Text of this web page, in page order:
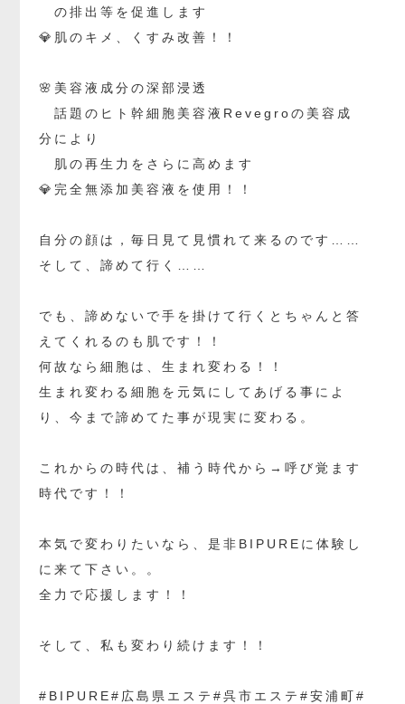
の排出等を促進します
💎肌のキメ、くすみ改善！！
🌸美容液成分の深部浸透
話題のヒト幹細胞美容液Revegroの美容成
分により
肌の再生力をさらに高めます
💎完全無添加美容液を使用！！
自分の顔は，毎日見て見慣れて来るのです……
そして、諦めて行く……
でも、諦めないで手を掛けて行くとちゃんと答
えてくれるのも肌です！！
何故なら細胞は、生まれ変わる！！
生まれ変わる細胞を元気にしてあげる事によ
り、今まで諦めてた事が現実に変わる。
これからの時代は、補う時代から→呼び覚ます
時代です！！
本気で変わりたいなら、是非BIPUREに体験し
に来て下さい。。
全力で応援します！！
そして、私も変わり続けます！！
#BIPURE#広島県エステ#呉市エステ#安浦町#